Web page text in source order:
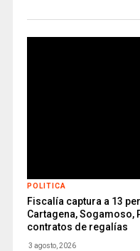
POLITICA
Fiscalía captura a 13
Cartagena, Sogamoso,
contratos de regalías
3 agosto, 2026